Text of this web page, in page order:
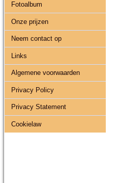
Fotoalbum
Onze prijzen
Neem contact op
Links
Algemene voorwaarden
Privacy Policy
Privacy Statement
Cookielaw